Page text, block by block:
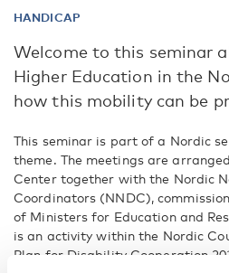
HANDICAP
Welcome to this seminar
Higher Education in the
how this mobility can be
This seminar is part of a Nordic
theme. The meetings are
Center together with the Nordic
Coordinators (NNDC),
of Ministers for Education and
is an activity within the Nordic
Plan for Disability Cooperation